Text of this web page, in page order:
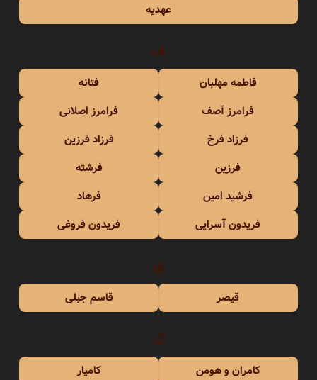
عهدیه
ف
فاطمه مهلبان
فتانه
فرامرز آصف
فرامرز اصلانی
فرزاد فرخ
فرزاد فرزین
فرزین
فرشته
فرشید امین
فرهاد
فریدون آسرایی
فریدون فروغی
ق
قیصر قاسم جبلی
ک
کامران و هومن
کامیار